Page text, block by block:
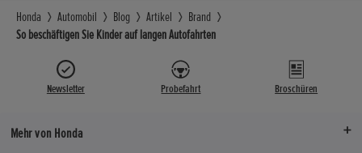
Honda Automobil Blog Artikel
Brand
So beschäftigen Sie Kinder auf langen Autofahrten
Newsletter Probefahrt Broschüren
Mehr von Honda